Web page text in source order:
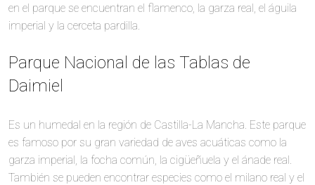
en el parque se encuentran el flamenco, la garza real, el águila
imperial y la cerceta pardilla.
Parque Nacional de las Tablas de
Daimiel
Es un humedal en la región de Castilla-La Mancha. Este parque
es famoso por su gran variedad de aves acuáticas como la
garza imperial, la focha común, la cigüeñuela y el ánade real.
También se pueden encontrar especies como el milano real y el